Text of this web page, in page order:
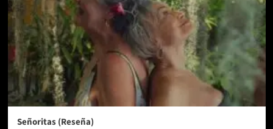
Señoritas (Reseña)